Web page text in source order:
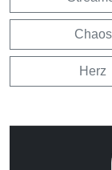
Chaos
Herz